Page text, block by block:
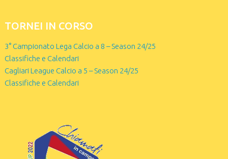
TORNEI IN CORSO
3° Campionato Lega Calcio a 8 – Season 24/25
Classifiche e Calendari
Cagliari League Calcio a 5 – Season 24/25
Classifiche e Calendari